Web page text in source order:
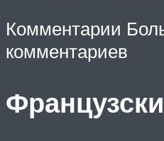
Комментарии
комментариев